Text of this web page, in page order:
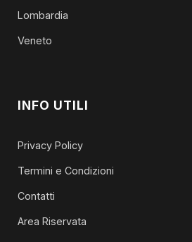
Lombardia
Veneto
INFO UTILI
Privacy Policy
Termini e Condizioni
Contatti
Area Riservata